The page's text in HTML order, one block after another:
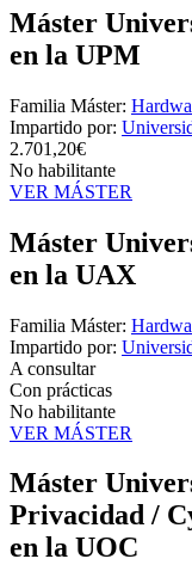
Máster
en la UPM
Familia Máster:
Impartido por:
2.701,20€
No habilitante
VER MÁSTER
Máster
en la UAX
Familia Máster:
Impartido por:
A consultar
Con prácticas
No habilitante
VER MÁSTER
Máster
Privacidad /
en la UOC